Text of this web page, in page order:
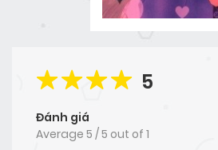
5
Đánh giá
Average 5 /5 out of 1